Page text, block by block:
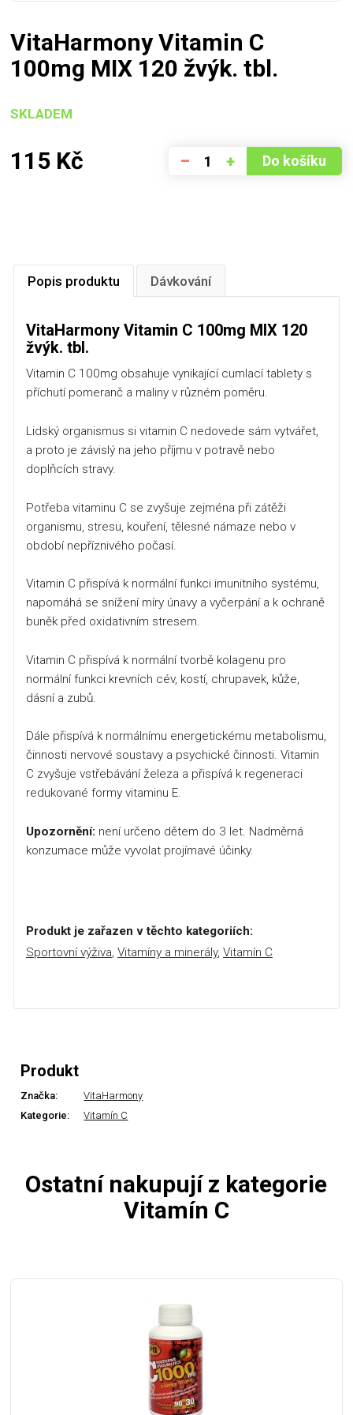
VitaHarmony Vitamin C
100mg MIX 120 žvýk. tbl.
SKLADEM
115 Kč – + Do košíku
Popis produktu Dávkování
VitaHarmony Vitamin C 100mg MIX 120
žvýk. tbl.
Vitamin C 100mg obsahuje vynikající cumlací tablety s
příchutí pomeranč a maliny v různém poměru.
Lidský organismus si vitamin C nedovede sám vytvářet,
a proto je závislý na jeho příjmu v potravě nebo
doplňcích stravy.
Potřeba vitaminu C se zvyšuje zejména při zátěži
organismu, stresu, kouření, tělesné námaze nebo v
období nepříznivého počasí.
Vitamin C přispívá k normální funkci imunitního systému,
napomáhá se snížení míry únavy a vyčerpání a k ochraně
buněk před oxidativním stresem.
Vitamin C přispívá k normální tvorbě kolagenu pro
normální funkci krevních cév, kostí, chrupavek, kůže,
dásní a zubů.
Dále přispívá k normálnímu energetickému metabolismu,
činnosti nervové soustavy a psychické činnosti. Vitamin
C zvyšuje vstřebávání železa a přispívá k regeneraci
redukované formy vitaminu E.
Upozornění: není určeno dětem do 3 let. Nadměrná
konzumace může vyvolat projímavé účinky.
Produkt je zařazen v těchto kategoriích:
Sportovní výživa, Vitamíny a minerály, Vitamín C
Produkt
Značka:
VitaHarmony
Kategorie:
Vitamín C
Ostatní nakupují z kategorie
Vitamín C